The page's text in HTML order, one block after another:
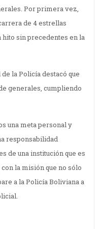
Por primera vez,
de 4 estrellas
hito sin precedentes en la
la Policía destacó que
generales, cumpliendo
una meta personal y
responsabilidad
de una institución que es
la misión que no sólo
a la Policía Boliviana a